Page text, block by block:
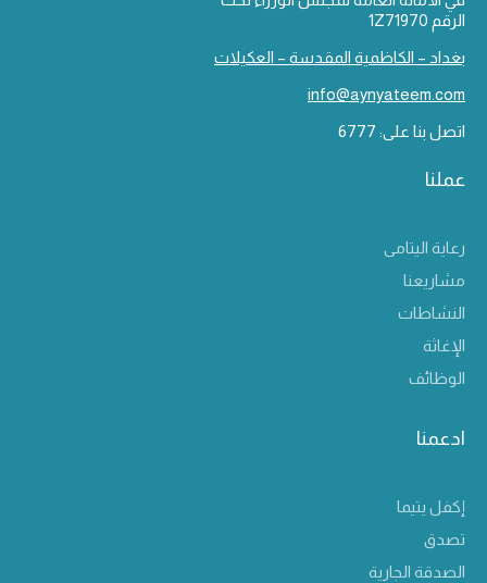
الرقم 1Z71970
بغداد – الكاظمية المقدسة – العكيلات
info@aynyateem.com
اتصل بنا على: 6777
عملنا
رعاية اليتامى
مشاريعنا
النشاطات
الإغاثة
الوظائف
ادعمنا
إكفل يتيما
تصدق
الصدقة الجارية